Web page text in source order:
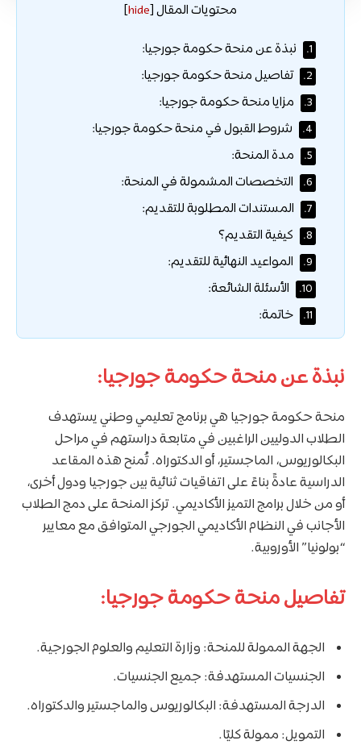
محتويات المقال [
hide
]
1. نبذة عن منحة حكومة جورجيا:
2. تفاصيل منحة حكومة جورجيا:
3. مزايا منحة حكومة جورجيا:
4. شروط القبول في منحة حكومة جورجيا:
5. مدة المنحة:
6. التخصصات المشمولة في المنحة:
7. المستندات المطلوبة للتقديم:
8. كيفية التقديم؟
9. المواعيد النهائية للتقديم:
10. الأسئلة الشائعة:
11. خاتمة:
نبذة عن منحة حكومة جورجيا:
منحة حكومة جورجيا هي برنامج تعليمي وطني يستهدف
الطلاب الدوليين الراغبين في متابعة دراستهم في مراحل
البكالوريوس، الماجستير، أو الدكتوراه. تُمنح هذه المقاعد
الدراسية عادةً بناءً على اتفاقيات ثنائية بين جورجيا ودول أخرى،
أو من خلال برامج التميز الأكاديمي. تركز المنحة على دمج الطلاب
الأجانب في النظام الأكاديمي الجورجي المتوافق مع معايير
“بولونيا” الأوروبية.
تفاصيل منحة حكومة جورجيا:
الجهة الممولة للمنحة: وزارة التعليم والعلوم الجورجية.
الجنسيات المستهدفة: جميع الجنسيات.
الدرجة المستهدفة: البكالوريوس والماجستير والدكتوراه.
التمويل: ممولة كليًا.